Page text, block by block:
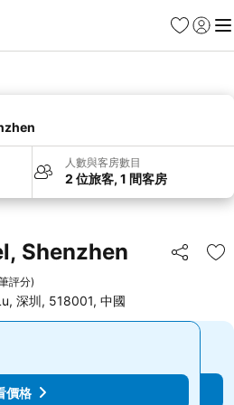
收藏夾
登入 選
人數與客房數目
2 位旅客, 1 間客房
Shenzhen 分享
放
評分)
深圳, 518001, 中國
看價格
價格